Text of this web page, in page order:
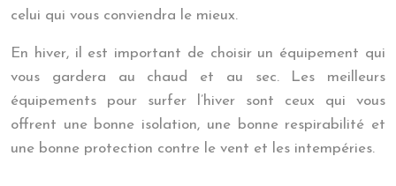
celui qui vous conviendra le mieux.
En hiver, il est important de choisir un équipement qui
vous gardera au chaud et au sec. Les meilleurs
équipements pour surfer l’hiver sont ceux qui vous
offrent une bonne isolation, une bonne respirabilité et
une bonne protection contre le vent et les intempéries.